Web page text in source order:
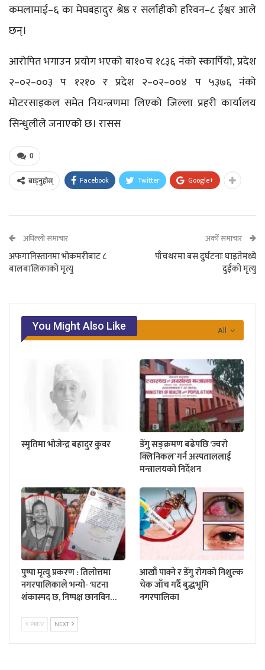
कमलामाई–६ का मेघबहादुर श्रेष्ठ र सर्लाहीको हरिवन–८ ईश्वर आले
छन्।
आरोपित भगाउन प्रयोग भएको बा१०च १८३६ नंको स्कार्पियो, प्रदेश
२–०२–००३ प १२१० र प्रदेश २–०२–००४ प ५३७६ नंको
मोटरसाइकल समेत नियन्त्रणमा लिएको जिल्ला प्रहरी कार्यालय
सिन्धुलीले जनाएको छ। रासस
0
बाड्नुहोस् Facebook Twitter Google+
अघिल्लो समाचार
अफगानिस्तानमा भोकमरीबाट ८
बालबालिकाको मृत्यु
अर्को समाचार
पाँचथरमा बस दुर्घटनाः घाइतेमध्ये
दुईको मृत्यु
All
You Might Also Like
स्मृतिमा भोजेन्द्र बहादुर कुवर
डेंगु सङ्क्रमण बढेपछि ‘ज्वरो
क्लिनिकल’ गर्न अस्पताललाई
मन्त्रालयको निर्देशन
पुष्पा मृत्यु प्रकरण : तिलोत्तमा
नगरपालिकाले भन्यो- ‘घटना
शंकास्पद छ, निष्पक्ष छानविन…
आखाँ पाक्ने र डेंगु रोगको निशुल्क
चेक जाँच गर्दै बुद्धभूमि
नगरपालिका
PREV NEXT